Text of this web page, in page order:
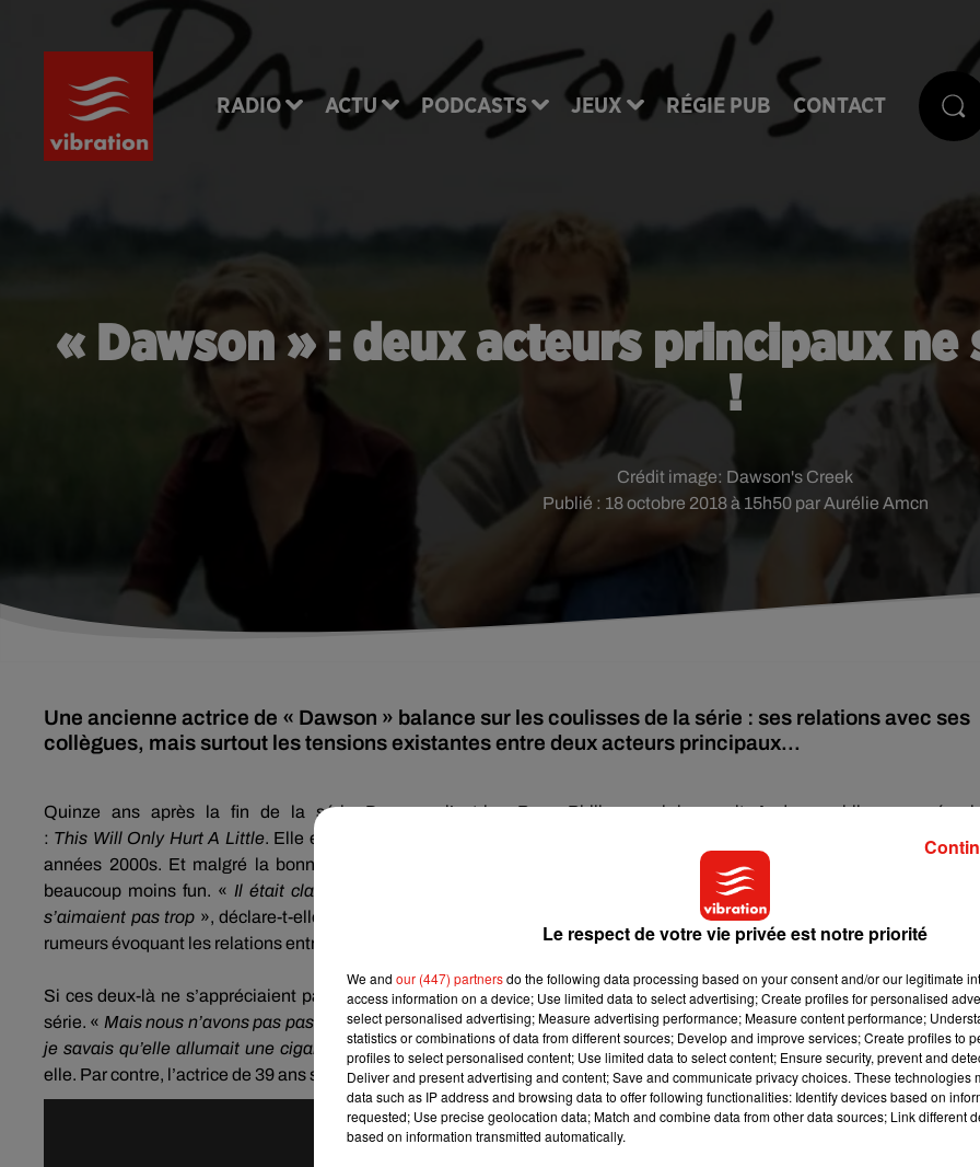
RADIO ACTU PODCASTS JEUX RÉGIE PUB CONTACT
« Dawson » : deux acteurs principaux
!
Publié : 18 octobre 2018 à 15h50 par Aurélie Amcn
Crédit image: Dawson's Creek
Une ancienne actrice de « Dawson » balance sur les coulisses de la série : ses relations avec ses
collègues, mais surtout les tensions existantes entre deux acteurs principaux...
Quinze ans après la fin de la série Dawson, l’actrice Busy Philipps qui incarnait Audrey publie ses
: This Will Only HurtA Little. Elle en profite pour balancer sur les coulisses du tournage de la série à succès du début
années 2000s. Et malgré la bonne humeur affichée dans les médias et à l’écran, derrière la
beaucoup moins fun. « Il était clair, sur le plateau, que Joshua Jackson et James
s’aimaient pas trop », déclare-t-elle, sans entrer dans les détails.
Ces déclarations confirment en tout cas de
rumeurs évoquant les relations entre les deux acteurs masculins de la série.
Si ces deux-là ne s’appréciaient pas trop, Busy Philipps se souvient d’une Katie Holmes «très gentille» et «star»
série. « Mais nous n’avons pas passé tellement de temps ensemble(…).Elle ne semblait ne pas beaucoup aimer boire
je savais qu’elle allumait une cigarette de temps en temps, elle n’était pas le genre de fille à traîner et fumer »,
elle. Par contre, l’actrice de 39 ans s’est vraiment liée d’amitié avec Michelle Williams :«Je l’ai aimé tout de suite(…) ».
Le respect de votre vie privée est notre priorité
We and our (447) partnersdo the following data processing based on your consent and/or our legitimate
access information on a device; Use limited data to select advertising; Create profiles for personalised
select personalised advertising; Measure advertising performance; Measure content performance;
statistics or combinations of data from different sources; Develop and improve services; Create profiles to
profiles to select personalised content; Use limited data to select content; Ensure security, prevent and
Deliver and present advertising and content; Save and communicate privacy choices. These technologies
data such as IP address and browsing data to offer following functionalities: Identify devices based on
requested; Use precise geolocation data; Match and combine data from other data sources; Link different
based on information transmitted automatically.